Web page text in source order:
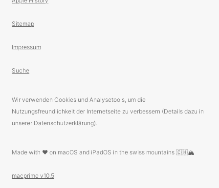
Sitemap
Impressum
Suche
Wir verwenden Cookies und Analysetools, um die
Nutzungsfreundlichkeit der Internetseite zu verbessern (Details dazu in
unserer Datenschutzerklärung).
Made with ❤️ on macOS and iPadOS in the swiss mountains 🇨🇭🏔
macprime v10.5